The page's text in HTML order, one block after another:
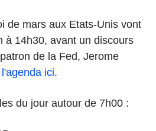
de mars aux Etats-Unis vont
à 14h30, avant un discours
de la Fed, Jerome
ici.
du jour autour de 7h00 :